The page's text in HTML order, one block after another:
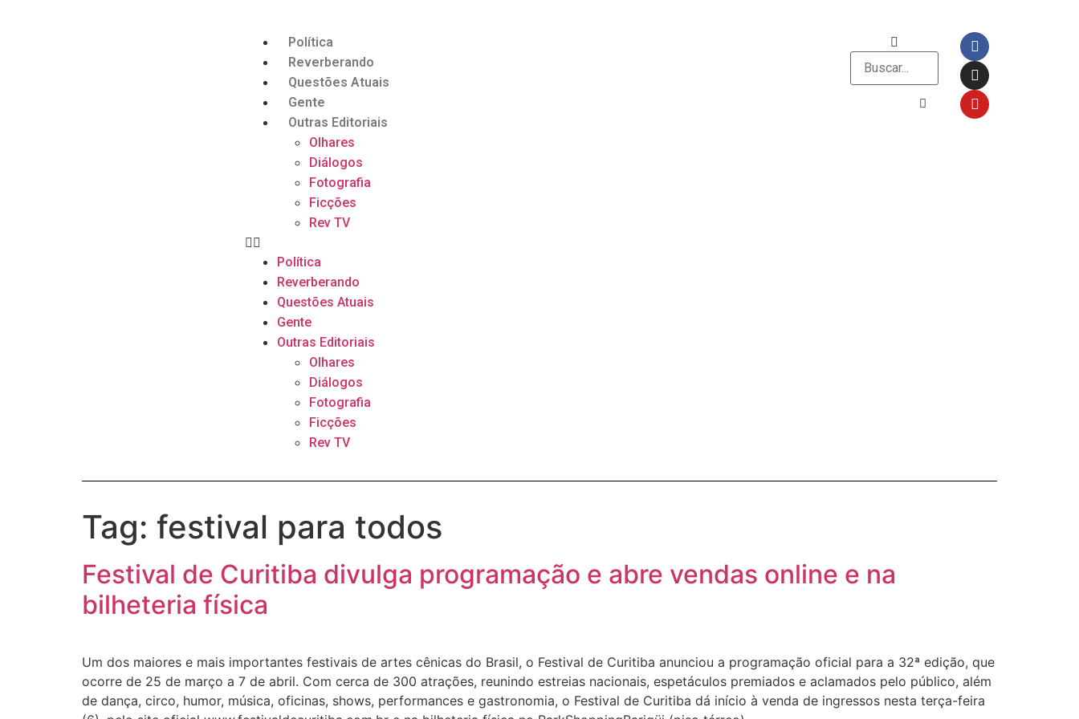
Política
Reverberando
Questões Atuais
Gente
Outras Editoriais
Olhares
Diálogos
Fotografia
Ficções
Rev TV
Política
Reverberando
Questões Atuais
Gente
Outras Editoriais
Olhares
Diálogos
Fotografia
Ficções
Rev TV
Tag: festival para todos
Festival de Curitiba divulga programação e abre vendas online e na
bilheteria física
Um dos maiores e mais importantes festivais de artes cênicas do Brasil, o Festival de Curitiba anunciou a programação oficial para a 32ª edição, que
ocorre de 25 de março a 7 de abril. Com cerca de 300 atrações, reunindo estreias nacionais, espetáculos premiados e aclamados pelo público, além
de dança, circo, humor, música, oficinas, shows, performances e gastronomia, o Festival de Curitiba dá início à venda de ingressos nesta terça-feira